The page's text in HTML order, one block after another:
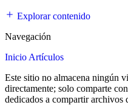
Explorar contenido
Navegación
Inicio Artículos
Este sitio no almacena ningún
directamente; solo comparte
dedicados a compartir archivos